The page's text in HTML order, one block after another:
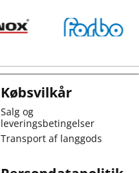
Købsvilkår
Salg og
leveringsbetingelser
Transport af langgods